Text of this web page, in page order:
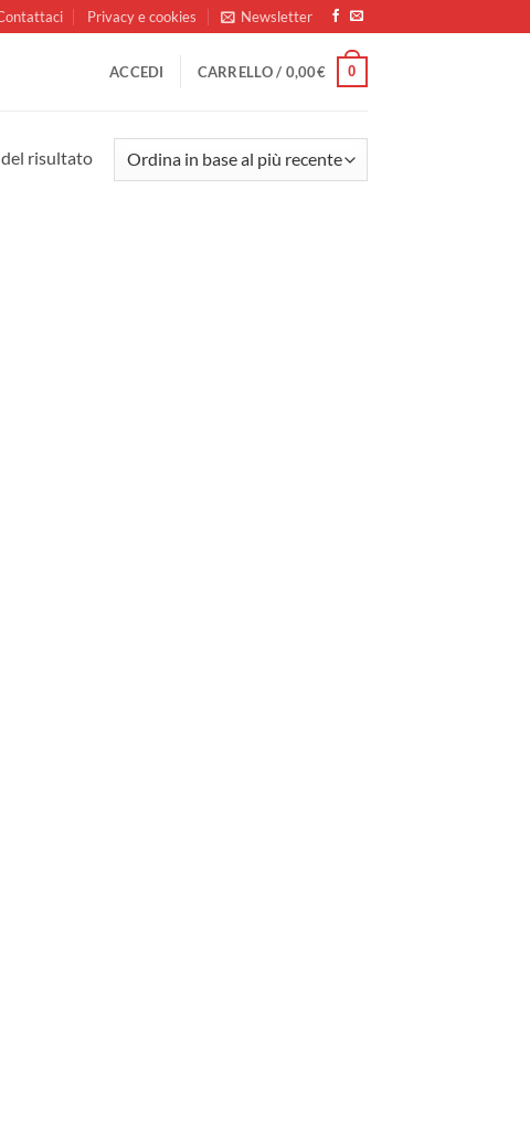
Privacy e cookies Newsletter
ACCEDI CARRELLO / 0,00€ 0
risultato